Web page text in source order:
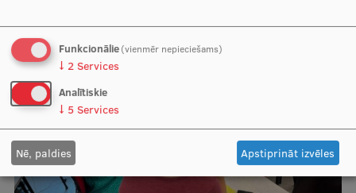
Funkcionālie(vienmēr nepieciešams)
↓ 2 Services
Analītiskie
↓ 5 Services
Nē, paldies Apstiprināt izvēles